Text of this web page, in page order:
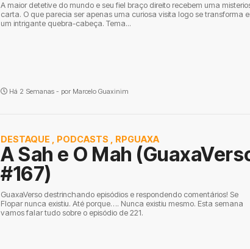
A maior detetive do mundo e seu fiel braço direito recebem uma
carta. O que parecia ser apenas uma curiosa visita logo se transforma
um intrigante quebra-cabeça. Tema...
Há 2 Semanas - por Marcelo Guaxinim
DESTAQUE PODCASTS RPGUAXA
A Sah e O Mah
#167)
GuaxaVerso destrinchando episódios e respondendo comentários! Se
Flopar nunca existiu. Até porque…. Nunca existiu mesmo. Esta semana
vamos falar tudo sobre o episódio de 221.